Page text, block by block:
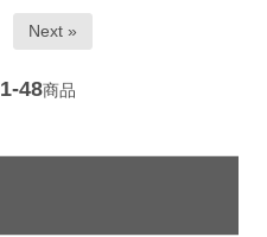
Next »
1-48商品